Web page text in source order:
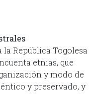
la República Togolesa
etnias, que
y modo de
y preservado, y